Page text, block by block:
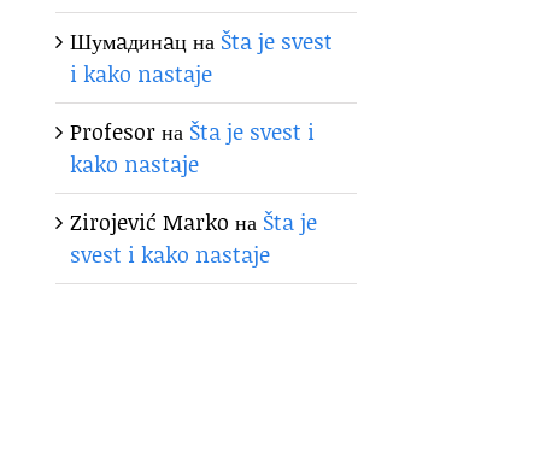
Шумaдинaцна Šta je svest
i kako nastaje
Profesorна Šta je svest i
kako nastaje
Zirojević Marko на Šta je
svest i kako nastaje